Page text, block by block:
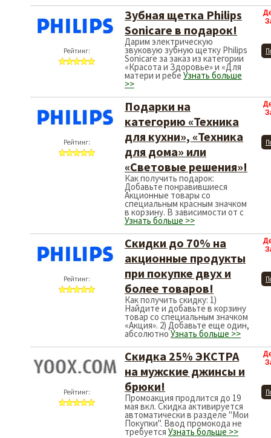
Рейтинг:
Зубная щетка Philips
Sonicare в подарок!
Дарим электрическую
звуковую зубную щетку Philips
Sonicare за заказ из категории
«Красота и Здоровье» и «Для
матери и ребе Узнать больше
>>
Рейтинг:
Подарки на
категорию «Техника
для кухни», «Техника
для дома» или
«Световые решения»!
Как получить подарок:
Добавьте понравившиеся
Акционные товары со
специальным красным значком
в корзину. В зависимости от с
Узнать больше >>
Рейтинг:
Скидки до 70% на
акционные продукты
при покупке двух и
более товаров!
Как получить скидку: 1)
Найдите и добавьте в корзину
товар со специальным значком
«Акция». 2) Добавьте еще один,
абсолютноУзнать больше >>
Рейтинг:
Скидка 25% ЭКСТРА
на мужские джинсы и
брюки!
Промоакция продлится до 19
мая вкл. Скидка активируется
автоматически в разделе "Мои
Покупки". Ввод промокода не
требуется Узнать больше >>